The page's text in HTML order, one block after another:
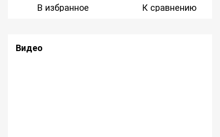
В избранное К сравнению
Видео